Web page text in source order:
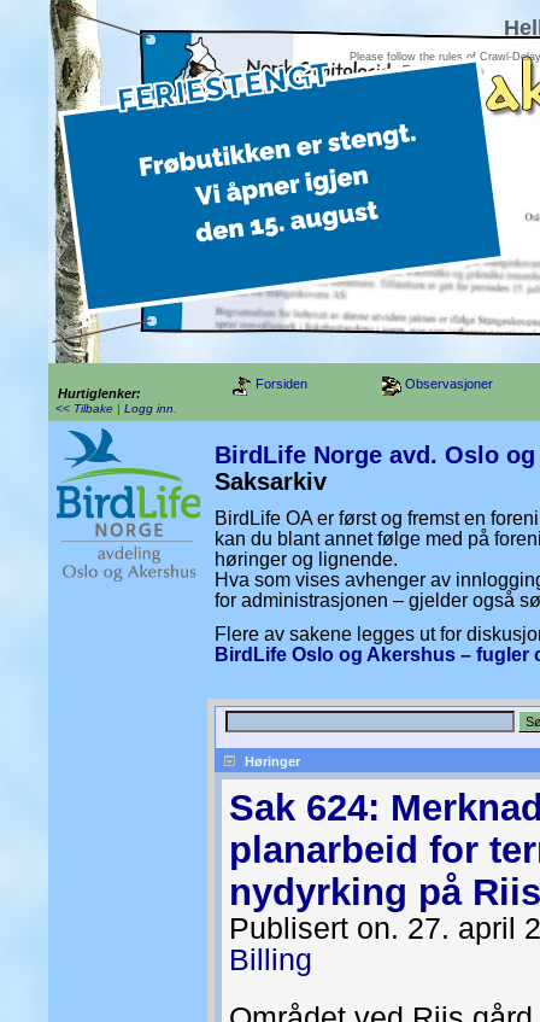
Hurtiglenker:
Forsiden Observasjoner
Please follow the rules of Crawl-
<< Tilbake | Logg inn
BirdLife Norge avd. Oslo
Saksarkiv
BirdLife OA er først og fremst en
kan du blant annet følge med på
høringer og lignende.
Hva som vises avhenger av
for administrasjonen – gjelder også
Flere av sakene legges ut for
BirdLife Oslo og Akershus – fugler
Høringer
Sak 624:
planarbeid for
nydyrking på
Publisert on. 27. april
Billing